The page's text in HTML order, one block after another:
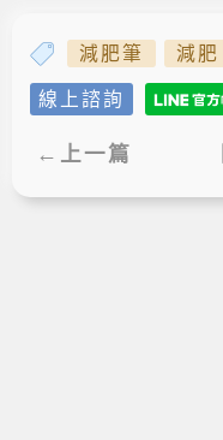
減肥筆 減肥
線上諮詢
←上一篇